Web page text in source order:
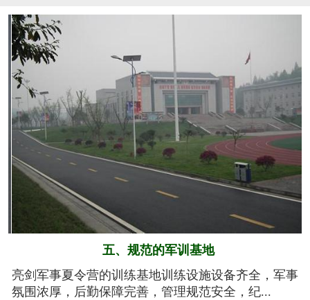
六、系统的安全保障
我们将安全视为生命，安全高于一切！从孩子训练期
间的衣、食、住、行全方位有效管控，由生活...